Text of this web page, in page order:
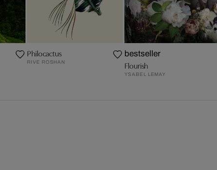
Philocactus
RIVE ROSHAN
bestseller
Flourish
YSABEL LEMAY